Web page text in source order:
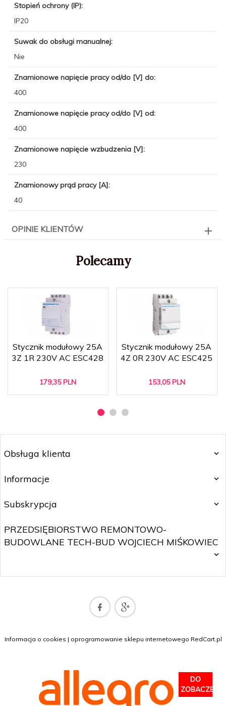
Stopień ochrony (IP):
IP20
Suwak do obsługi manualnej:
Nie
Znamionowe napięcie pracy od/do [V] do:
400
Znamionowe napięcie pracy od/do [V] od:
400
Znamionowe napięcie wzbudzenia [V]:
230
Znamionowy prąd pracy [A]:
40
OPINIE KLIENTÓW
Polecamy
Stycznik modułowy 25A
3Z 1R 230V AC ESC428
179,35 PLN
Stycznik modułowy 25A
4Z 0R 230V AC ESC425
153,05 PLN
Obsługa klienta
Informacje
Subskrypcja
PRZEDSIĘBIORSTWO REMONTOWO-
BUDOWLANE TECH-BUD WOJCIECH MIŚKOWIEC
Informacja o cookies | oprogramowanie sklepu internetowego RedCart.pl
DO
ZOBACZENIA